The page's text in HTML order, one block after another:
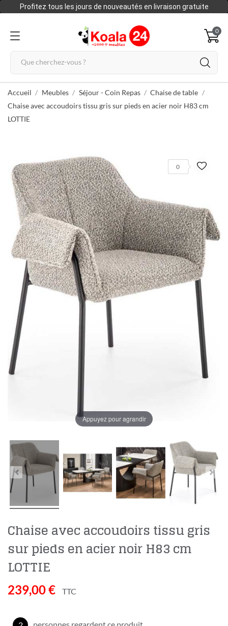
Profitez tous les jours de nouveautés en livraison gratuite
0
Accueil Meubles Séjour - Coin Repas
Chaise de table
Chaise avec accoudoirs tissu gris sur pieds en acier noir H83 cm
LOTTIE
Appuyez pour agrandir
0
Chaise avec accoudoirs tissu gris
sur pieds en acier noir H83 cm
LOTTIE
239,00 € TTC